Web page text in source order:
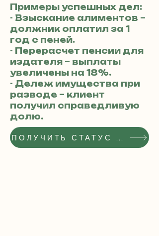
Примеры успешных дел:
- Взыскание алиментов –
должник оплатил за 1
год с пеней.
- Перерасчет пенсии для
издателя – выплаты
увеличены на 18%.
- Дележ имущества при
разводе – клиент
получил справедливую
долю.
ПОЛУЧИТЬ СТАТУС РЕКОМЕНДОВАННОГО АДВОКАТА